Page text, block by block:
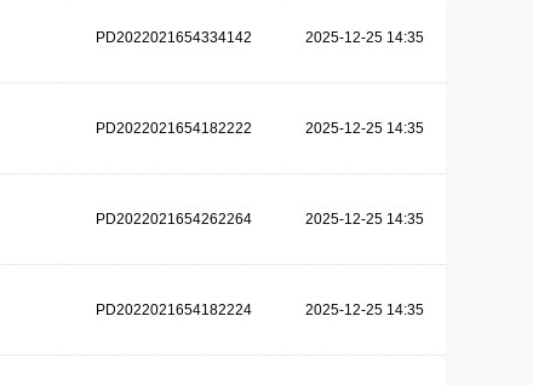
PD2022021654334142 2025-12-25 14:35
PD2022021654182222 2025-12-25 14:35
PD2022021654262264 2025-12-25 14:35
PD2022021654182224 2025-12-25 14:35